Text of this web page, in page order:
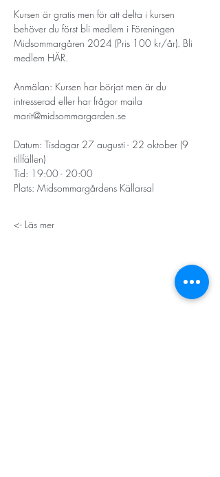
Kursen är gratis men för att delta i kursen
behöver du först bli medlem i Föreningen
Midsommargåren 2024 (Pris 100 kr/år). Bli
medlem HÄR.
Anmälan: Kursen har börjat men är du
intresserad eller har frågor maila
marit@midsommargarden.se
Datum: Tisdagar 27 augusti - 22 oktober (9
tillfällen)
Tid: 19:00 - 20:00
Plats: Midsommargårdens Källarsal
Läs mer ->